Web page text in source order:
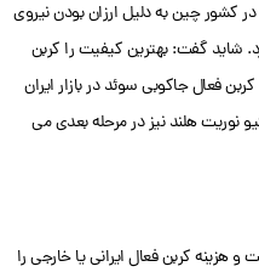
کشور چین به دلیل ارزان بودن نیروی
گفت: بهترین کیفیت را کربن
فعال جاکوبی سوئد در بازار ایران
نوریت هلند نیز در مرحله بعدی می
کربن فعال ایرانی یا خارجی را